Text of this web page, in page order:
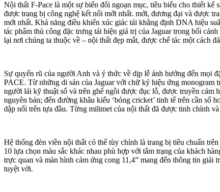
Nội thất F-Pace là một sự biến đổi ngoạn mục, tiêu biểu cho thiết kế
được trang bị công nghệ kết nối mới nhất. mới, đương đại và được
mới nhất. Khả năng điều khiển xúc giác tái khẳng định DNA hiệu
tác phẩm thủ công đặc trưng tái hiện giá trị của Jaguar trong bối
lại nơi chúng ta thuộc về – nội thất đẹp mắt, được chế tác một cách
Sự quyến rũ của người Anh và ý thức về dịp lễ ảnh hưởng đến mọi
PACE. Từ những di sản của Jaguar với chữ ký hiệu ứng monogram
người lái kỹ thuật số và trên ghế ngồi được đục lỗ, được truyền cảm
nguyên bản; đến đường khâu kiểu ‘bóng cricket’ tinh tế trên cần số
dập nổi trên tựa đầu. Từng milimet của nội thất đã được tinh chỉnh và
Hệ thống đèn viền nội thất có thể tùy chỉnh là trang bị tiêu chuẩn
10 lựa chọn màu sắc khác nhau phù hợp với tâm trạng của khách
trực quan và màn hình cảm ứng cong 11,4” mang đến thông tin giải
tuyệt vời.